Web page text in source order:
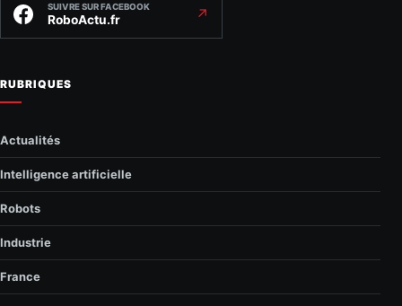
SUIVRE SUR FACEBOOK
RoboActu.fr ↗
RUBRIQUES
Actualités
Intelligence artificielle
Robots
Industrie
France